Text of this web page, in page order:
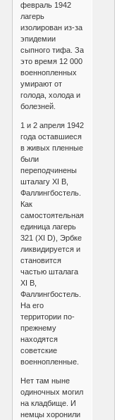
февраль 1942
лагерь
изолирован из-за
эпидемии
сыпного тифа. За
это время 12 000
военнопленных
умирают от
голода, холода и
болезней.
1 и 2 апреля 1942
года оставшиеся
в живых пленные
были
переподчинены
шталагу XI В,
Фаллингбостель.
Как
самостоятельная
единица лагерь
321 (XI D), Эрбке
ликвидируется и
становится
частью шталага
XI В,
Фаллингбостель.
На его
территории по-
прежнему
находятся
советские
военнопленные.
Нет там ныне
одиночных могил
на кладбище. И
немцы хоронили